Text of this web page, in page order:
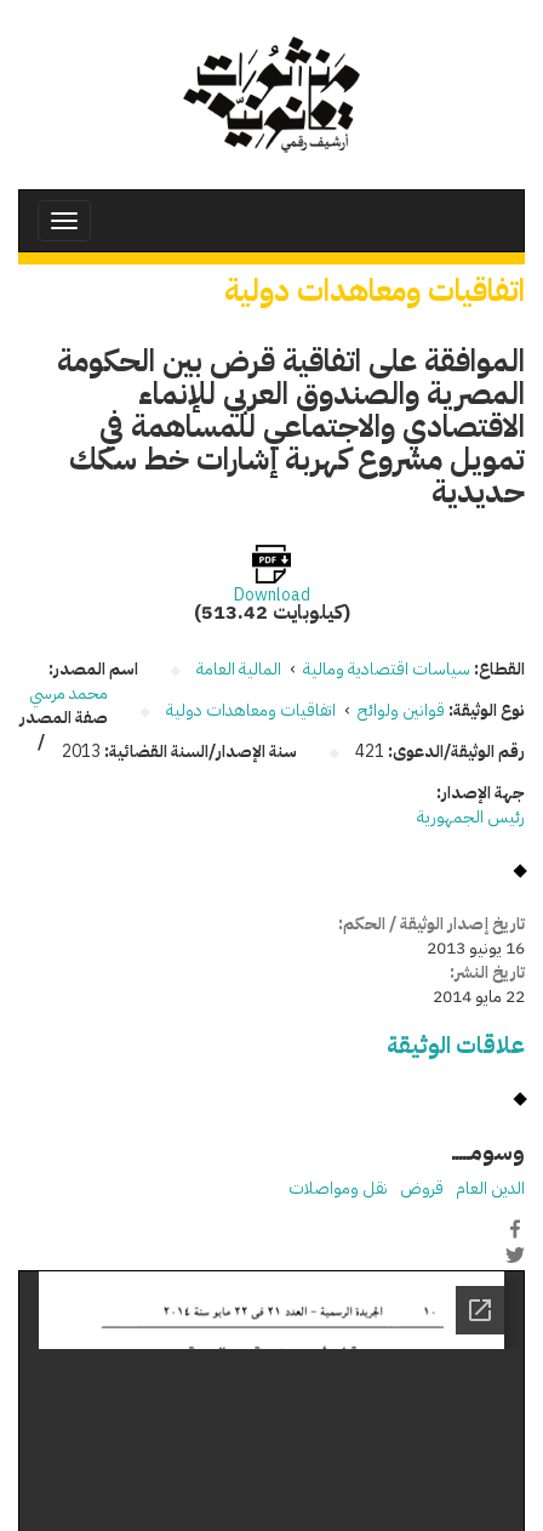
Toggle
اتفاقيات ومعاهدات دولية
الموافقة على اتفاقية قرض بين الحكومة
المصرية والصندوق العربي للإنماء
الاقتصادي والاجتماعي للمساهمة في
تمويل مشروع كهربة إشارات خط سكك
حديدية
Download
(513.42 كيلوبايت)
القطاع: سياسات اقتصادية ومالية › المالية العامة
نوع الوثيقة: قوانين ولوائح › اتفاقيات ومعاهدات دولية
رقم الوثيقة/الدعوى: 421 سنة الإصدار/السنة القضائية: 2013
اسم المصدر:
محمد مرسي
صفة المصدر
/
جهة الإصدار:
رئيس الجمهورية
تاريخ إصدار الوثيقة / الحكم:
16 يونيو 2013
تاريخ النشر:
22 مايو 2014
علاقات الوثيقة
وسومـــــ
الدين العام قروض نقل ومواصلات